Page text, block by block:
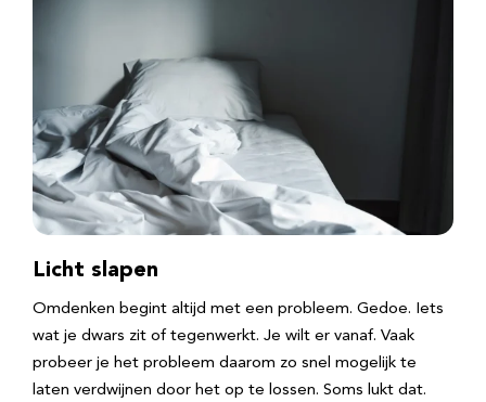
Licht slapen
Omdenken begint altijd met een probleem. Gedoe. Iets
wat je dwars zit of tegenwerkt. Je wilt er vanaf. Vaak
probeer je het probleem daarom zo snel mogelijk te
laten verdwijnen door het op te lossen. Soms lukt dat.